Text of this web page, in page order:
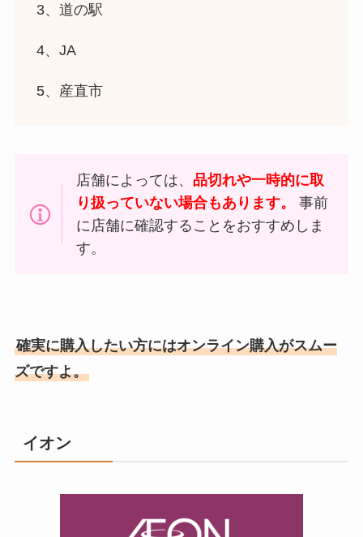
3、道の駅
4、JA
5、産直市
店舗によっては、 品切れや一時的に取
り扱っていない場合もあります。
事前
に店舗に確認することをおすすめしま
す。
確実に購入したい方にはオンライン購入がスムー
ズですよ。
イオン